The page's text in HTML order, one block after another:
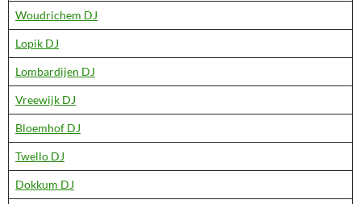
Woudrichem DJ
Lopik DJ
Lombardijen DJ
Vreewijk DJ
Bloemhof DJ
Twello DJ
Dokkum DJ